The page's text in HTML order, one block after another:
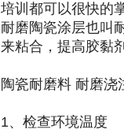
培训都可以很快的
耐磨陶瓷涂层也叫
来粘合，提高胶黏
陶瓷耐磨料 耐磨
1、检查环境温度